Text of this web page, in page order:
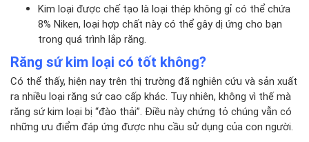
Kim loại được chế tạo là loại thép không gỉ có thể chứa
8% Niken, loại hợp chất này có thể gây dị ứng cho bạn
trong quá trình lắp răng.
Răng sứ kim loại có tốt không?
Có thể thấy, hiện nay trên thị trường đã nghiên cứu và sản xuất
ra nhiều loại răng sứ cao cấp khác. Tuy nhiên, không vì thế mà
răng sứ kim loại bị “đào thải”. Điều này chứng tỏ chúng vẫn có
những ưu điểm đáp ứng được nhu cầu sử dụng của con người.